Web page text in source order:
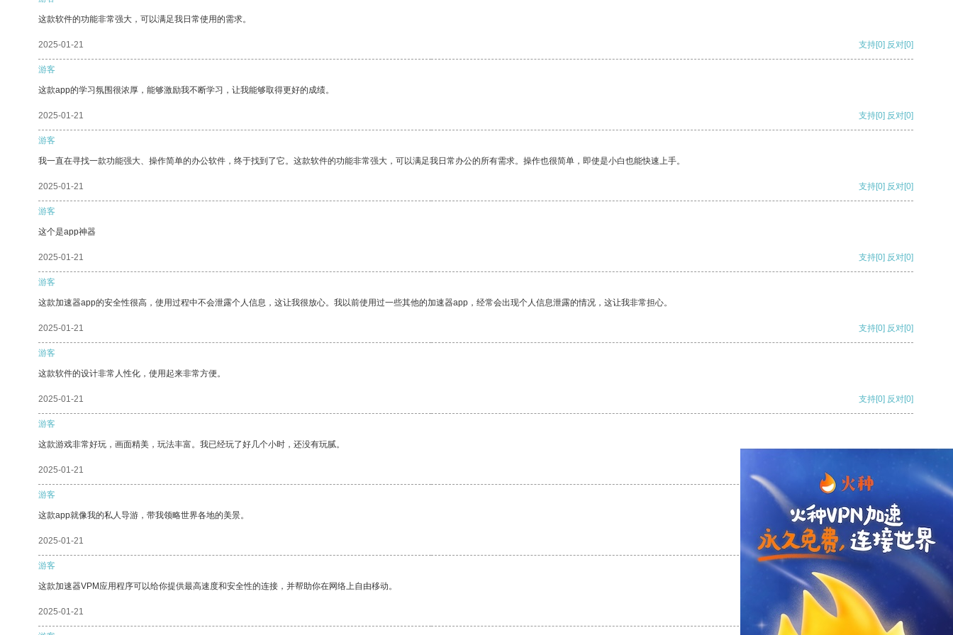
这款软件的功能非常强大，可以满足我日常使用的需求。
2025-01-21 支持[0] 反对[0]
游客
这款app的学习氛围很浓厚，能够激励我不断学习，让我能够取得更好的成绩。
2025-01-21 支持[0] 反对[0]
游客
我一直在寻找一款功能强大、操作简单的办公软件，终于找到了它。这款软件的功能非常强大，可以满足我日常办公的所有需求。操作也很简单，即使是小白也能快速上手。
2025-01-21 支持[0] 反对[0]
游客
这个是app神器
2025-01-21 支持[0] 反对[0]
游客
这款加速器app的安全性很高，使用过程中不会泄露个人信息，这让我很放心。我以前使用过一些其他的加速器app，经常会出现个人信息泄露的情况，这让我非常担心。
2025-01-21 支持[0] 反对[0]
游客
这款软件的设计非常人性化，使用起来非常方便。
2025-01-21 支持[0] 反对[0]
游客
这款游戏非常好玩，画面精美，玩法丰富。我已经玩了好几个小时，还没有玩腻。
2025-01-21
游客
这款app就像我的私人导游，带我领略世界各地的美景。
2025-01-21 支持 [0] 反对[0]
游客
这款加速器VPM应用程序可以给你提供最高速度和安全性的连接，并帮助你在网络上自由移动。
2025-01-21 支持[0] 反对